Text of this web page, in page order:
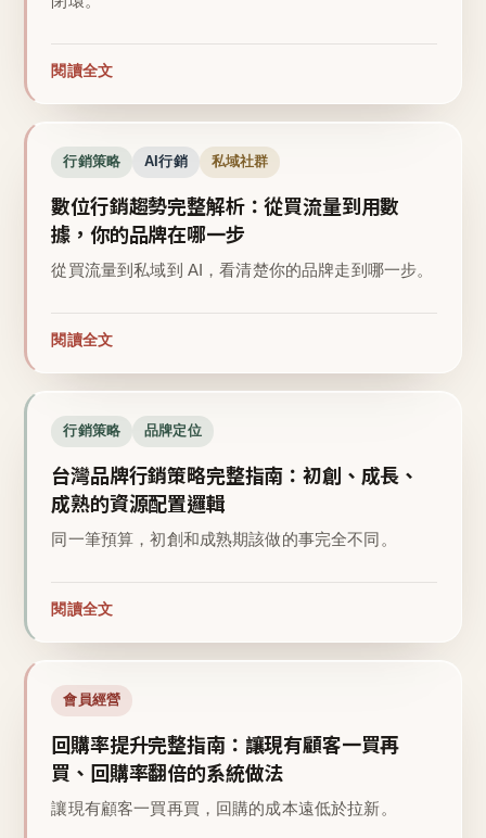
閱讀全文
行銷策略 AI行銷 私域社群
數位行銷趨勢完整解析：從買流量到用數
據，你的品牌在哪一步
從買流量到私域到 AI，看清楚你的品牌走到哪一步。
閱讀全文
行銷策略 品牌定位
台灣品牌行銷策略完整指南：初創、成長、
成熟的資源配置邏輯
同一筆預算，初創和成熟期該做的事完全不同。
閱讀全文
會員經營
回購率提升完整指南：讓現有顧客一買再
買、回購率翻倍的系統做法
讓現有顧客一買再買，回購的成本遠低於拉新。